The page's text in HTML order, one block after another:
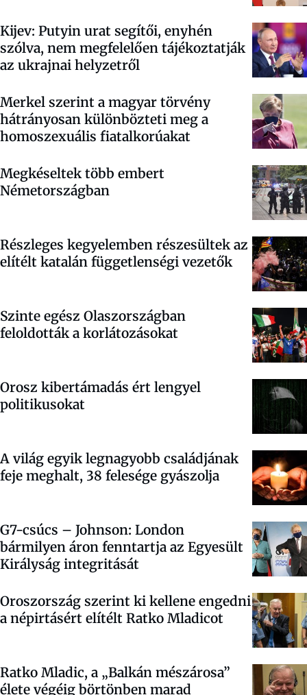
Kijev: Putyin urat segítői, enyhén
szólva, nem megfelelően tájékoztatják
az ukrajnai helyzetről
Merkel szerint a magyar törvény
hátrányosan különbözteti meg a
homoszexuális fiatalkorúakat
Megkéseltek több embert
Németországban
Részleges kegyelemben részesültek az
elítélt katalán függetlenségi vezetők
Szinte egész Olaszországban
feloldották a korlátozásokat
Orosz kibertámadás ért lengyel
politikusokat
A világ egyik legnagyobb családjának
feje meghalt, 38 felesége gyászolja
G7-csúcs – Johnson: London
bármilyen áron fenntartja az Egyesült
Királyság integritását
Oroszország szerint ki kellene engedni
a népirtásért elítélt Ratko Mladicot
Ratko Mladic, a „Balkán mészárosa”
élete végéig börtönben marad